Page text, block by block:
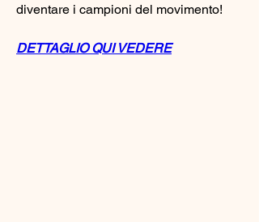
diventare i campioni del movimento!
DETTAGLIO QUI VEDERE